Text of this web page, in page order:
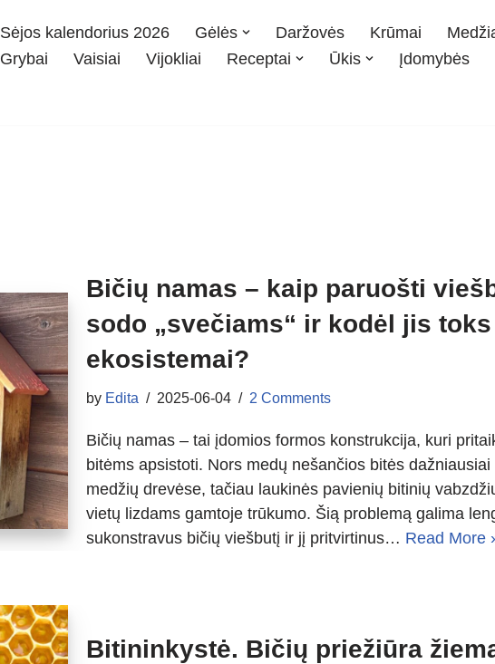
Sėjos kalendorius 2026 Gėlės Daržovės Krūmai
Grybai
Vaisiai Vijokliai Receptai Ūkis Įdomybės
Bičių namas – kaip paruošti
sodo „svečiams“ ir kodėl jis
ekosistemai?
by Edita 2025-06-04 2 Comments
Bičių namas – tai įdomios formos konstrukcija, kuri
bitėms apsistoti. Nors medų nešančios bitės
medžių drevėse, tačiau laukinės pavienių bitinių
vietų lizdams gamtoje trūkumo. Šią problemą galima
sukonstravus bičių viešbutį ir jį pritvirtinus… Read More
Bitininkystė. Bičių priežiūra